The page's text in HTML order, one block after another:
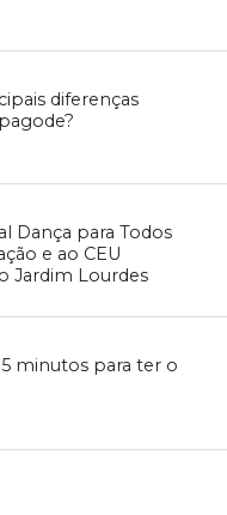
diferenças
Dança para Todos
e ao CEU
Jardim Lourdes
minutos para ter o